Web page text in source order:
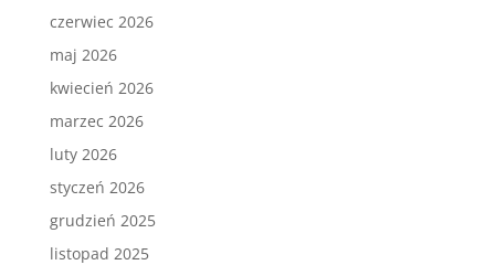
czerwiec 2026
maj 2026
kwiecień 2026
marzec 2026
luty 2026
styczeń 2026
grudzień 2025
listopad 2025